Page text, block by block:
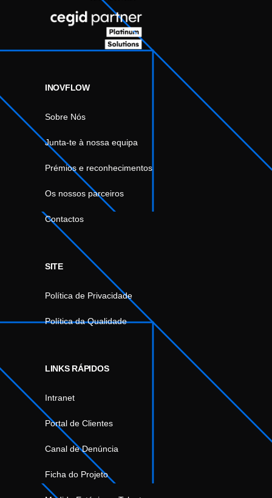
INOVFLOW
Sobre Nós
Junta-te à nossa equipa
Prémios e reconhecimentos
Os nossos parceiros
Contactos
SITE
Política de Privacidade
Política da Qualidade
LINKS RÁPIDOS
Intranet
Portal de Clientes
Canal de Denúncia
Ficha do Projeto